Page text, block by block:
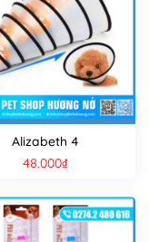
Alizabeth 4
48.000₫